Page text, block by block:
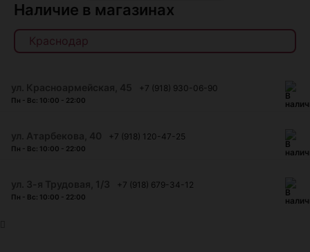
Наличие в магазинах
+7 (918) 930-06-90
Пн - Вс: 10:00 - 22:00
+7 (918) 120-47-25
Пн - Вс: 10:00 - 22:00
+7 (918) 679-34-12
Пн - Вс: 10:00 - 22:00